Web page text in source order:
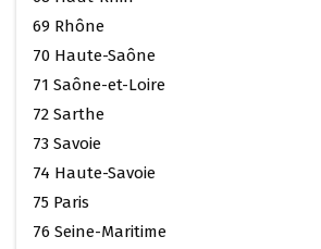
69 Rhône
70 Haute-Saône
71 Saône-et-Loire
72 Sarthe
73 Savoie
74 Haute-Savoie
75 Paris
76 Seine-Maritime